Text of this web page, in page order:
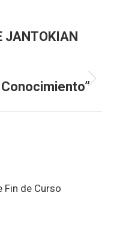
JANTOKIAN
de Curso